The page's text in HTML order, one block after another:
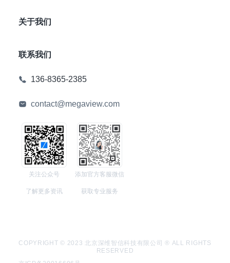
关于我们
联系我们
136-8365-2385
contact@megaview.com
关注公众号
了解更多资讯
添加官方客服微信
获取专业服务
COPYRIGHT © 2023 北京深维智信科技有限公司 ® ALL RIGHTS
RESERVED